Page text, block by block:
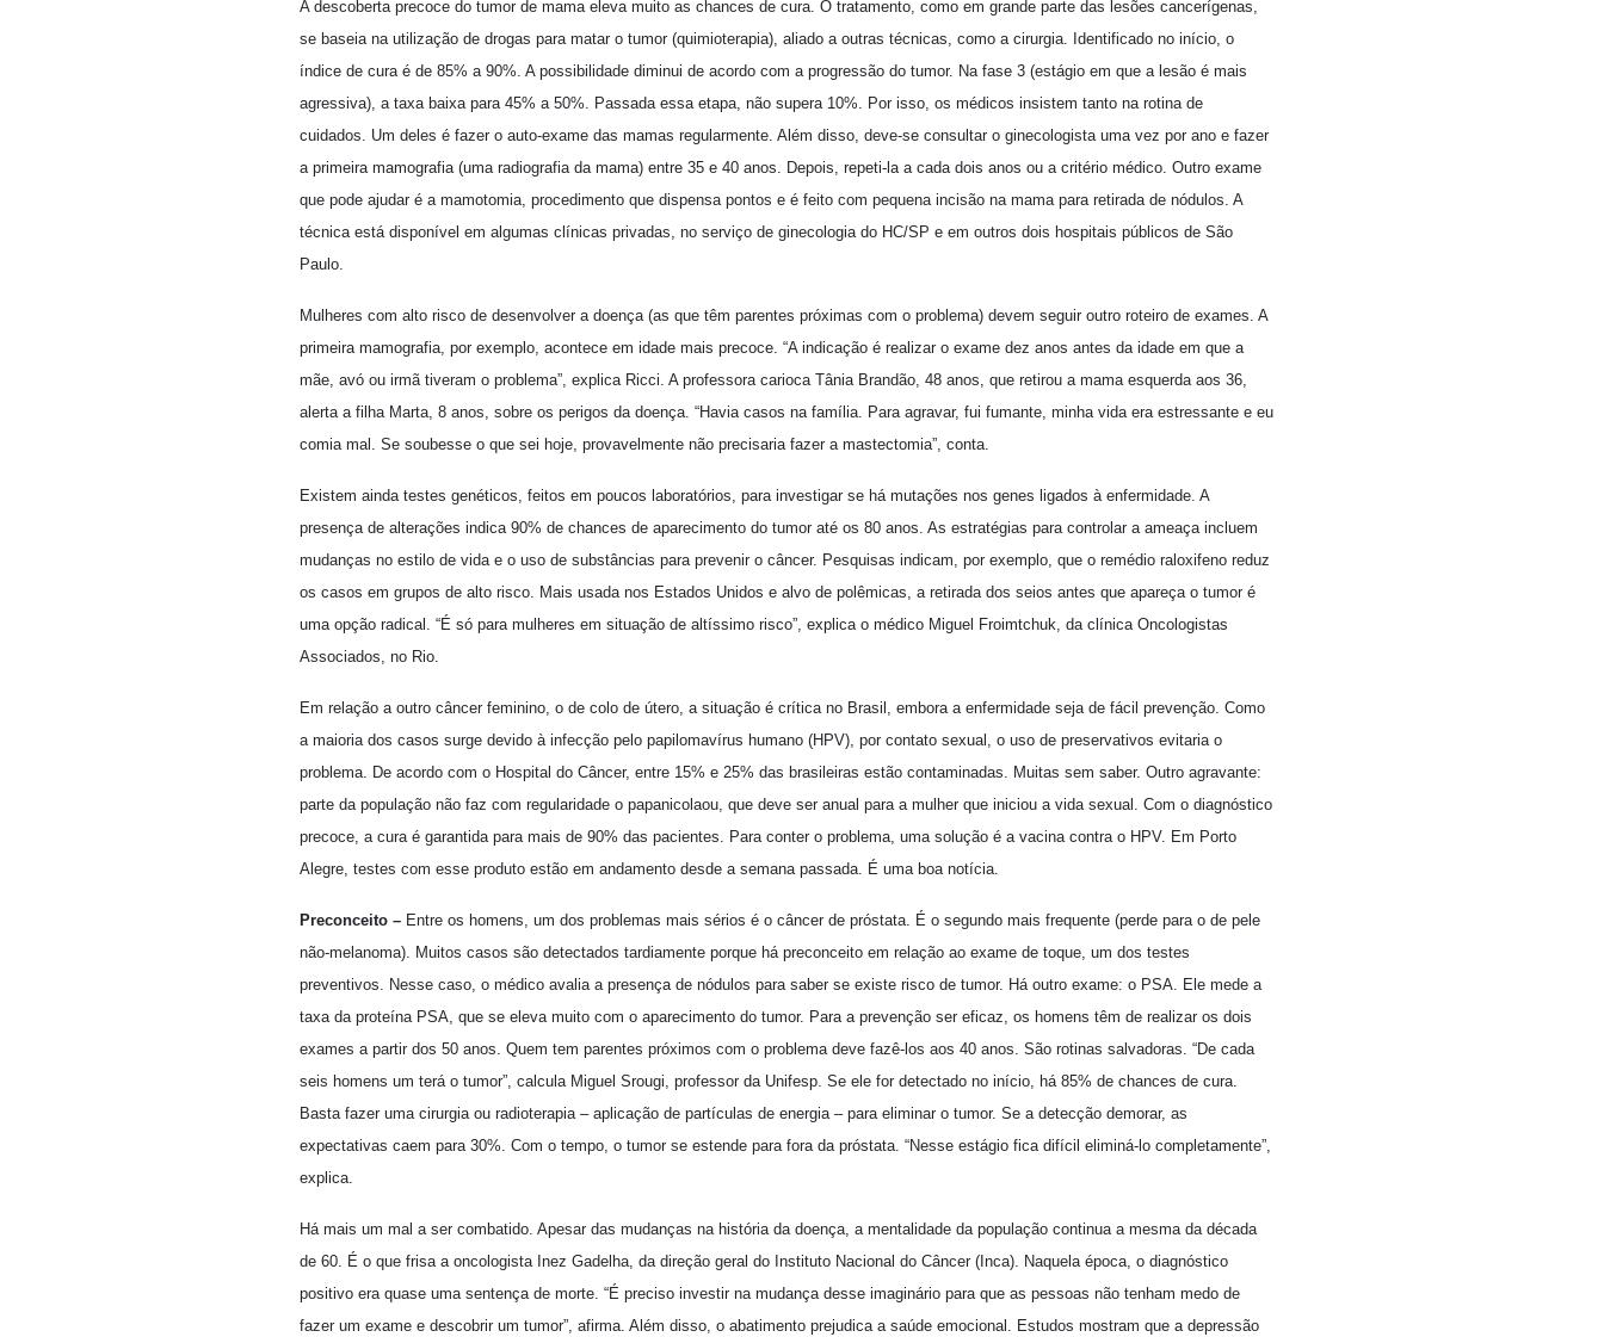
A descoberta precoce do tumor de mama eleva muito as chances de cura. O tratamento, como em grande parte das lesões cancerígenas,
se baseia na utilização de drogas para matar o tumor (quimioterapia), aliado a outras técnicas, como a cirurgia. Identificado no início, o
índice de cura é de 85% a 90%. A possibilidade diminui de acordo com a progressão do tumor. Na fase 3 (estágio em que a lesão é mais
agressiva), a taxa baixa para 45% a 50%. Passada essa etapa, não supera 10%. Por isso, os médicos insistem tanto na rotina de
cuidados. Um deles é fazer o auto-exame das mamas regularmente. Além disso, deve-se consultar o ginecologista uma vez por ano e fazer
a primeira mamografia (uma radiografia da mama) entre 35 e 40 anos. Depois, repeti-la a cada dois anos ou a critério médico. Outro exame
que pode ajudar é a mamotomia, procedimento que dispensa pontos e é feito com pequena incisão na mama para retirada de nódulos. A
técnica está disponível em algumas clínicas privadas, no serviço de ginecologia do HC/SP e em outros dois hospitais públicos de São
Paulo.
Mulheres com alto risco de desenvolver a doença (as que têm parentes próximas com o problema) devem seguir outro roteiro de exames. A
primeira mamografia, por exemplo, acontece em idade mais precoce. “A indicação é realizar o exame dez anos antes da idade em que a
mãe, avó ou irmã tiveram o problema”, explica Ricci. A professora carioca Tânia Brandão, 48 anos, que retirou a mama esquerda aos 36,
alerta a filha Marta, 8 anos, sobre os perigos da doença. “Havia casos na família. Para agravar, fui fumante, minha vida era estressante e eu
comia mal. Se soubesse o que sei hoje, provavelmente não precisaria fazer a mastectomia”, conta.
Existem ainda testes genéticos, feitos em poucos laboratórios, para investigar se há mutações nos genes ligados à enfermidade. A
presença de alterações indica 90% de chances de aparecimento do tumor até os 80 anos. As estratégias para controlar a ameaça incluem
mudanças no estilo de vida e o uso de substâncias para prevenir o câncer. Pesquisas indicam, por exemplo, que o remédio raloxifeno reduz
os casos em grupos de alto risco. Mais usada nos Estados Unidos e alvo de polêmicas, a retirada dos seios antes que apareça o tumor é
uma opção radical. “É só para mulheres em situação de altíssimo risco”, explica o médico Miguel Froimtchuk, da clínica Oncologistas
Associados, no Rio.
Em relação a outro câncer feminino, o de colo de útero, a situação é crítica no Brasil, embora a enfermidade seja de fácil prevenção. Como
a maioria dos casos surge devido à infecção pelo papilomavírus humano (HPV), por contato sexual, o uso de preservativos evitaria o
problema. De acordo com o Hospital do Câncer, entre 15% e 25% das brasileiras estão contaminadas. Muitas sem saber. Outro agravante:
parte da população não faz com regularidade o papanicolaou, que deve ser anual para a mulher que iniciou a vida sexual. Com o diagnóstico
precoce, a cura é garantida para mais de 90% das pacientes. Para conter o problema, uma solução é a vacina contra o HPV. Em Porto
Alegre, testes com esse produto estão em andamento desde a semana passada. É uma boa notícia.
Preconceito – Entre os homens, um dos problemas mais sérios é o câncer de próstata. É o segundo mais frequente (perde para o de pele
não-melanoma). Muitos casos são detectados tardiamente porque há preconceito em relação ao exame de toque, um dos testes
preventivos. Nesse caso, o médico avalia a presença de nódulos para saber se existe risco de tumor. Há outro exame: o PSA. Ele mede a
taxa da proteína PSA, que se eleva muito com o aparecimento do tumor. Para a prevenção ser eficaz, os homens têm de realizar os dois
exames a partir dos 50 anos. Quem tem parentes próximos com o problema deve fazê-los aos 40 anos. São rotinas salvadoras. “De cada
seis homens um terá o tumor”, calcula Miguel Srougi, professor da Unifesp. Se ele for detectado no início, há 85% de chances de cura.
Basta fazer uma cirurgia ou radioterapia – aplicação de partículas de energia – para eliminar o tumor. Se a detecção demorar, as
expectativas caem para 30%. Com o tempo, o tumor se estende para fora da próstata. “Nesse estágio fica difícil eliminá-lo completamente”,
explica.
Há mais um mal a ser combatido. Apesar das mudanças na história da doença, a mentalidade da população continua a mesma da década
de 60. É o que frisa a oncologista Inez Gadelha, da direção geral do Instituto Nacional do Câncer (Inca). Naquela época, o diagnóstico
positivo era quase uma sentença de morte. “É preciso investir na mudança desse imaginário para que as pessoas não tenham medo de
fazer um exame e descobrir um tumor”, afirma. Além disso, o abatimento prejudica a saúde emocional. Estudos mostram que a depressão